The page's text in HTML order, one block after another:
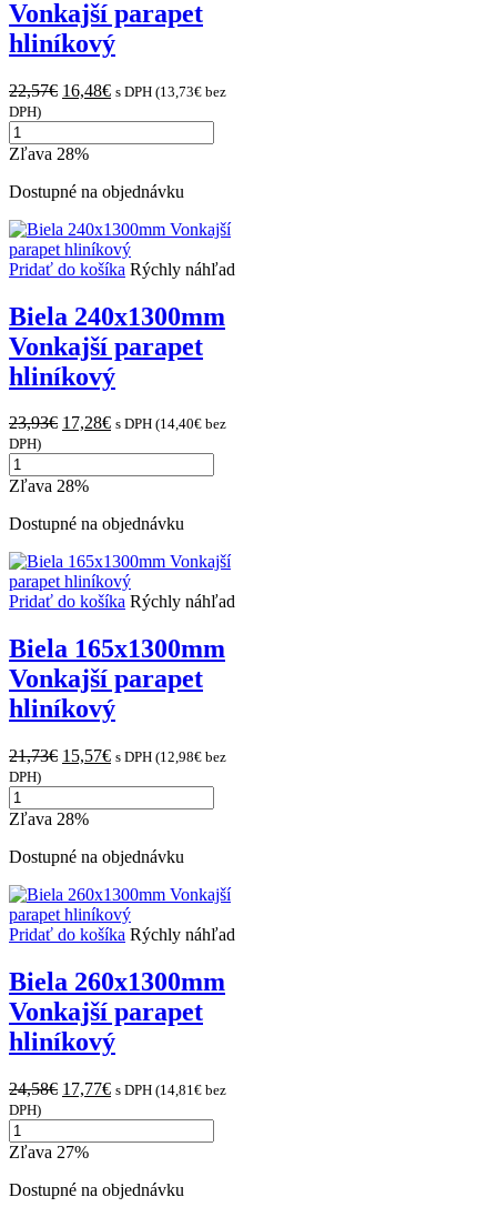
Vonkajší parapet
hliníkový
22,57€ Original
22,57€.
16,48€Current
16,48€.
s DPH (13,73€ bez
DPH)
množstvo
Biela
Vonkajší
hliníkový
Zľava 28%
Dostupné na objednávku
Pridať do košíka Rýchly náhľad
Biela 240x1300mm
Vonkajší parapet
hliníkový
23,93€ Original
23,93€.
17,28€Current
17,28€.
s DPH (14,40€ bez
DPH)
množstvo
Biela
Vonkajší
hliníkový
Zľava 28%
Dostupné na objednávku
Pridať do košíka Rýchly náhľad
Biela 165x1300mm
Vonkajší parapet
hliníkový
21,73€ Original
21,73€.
15,57€Current
15,57€.
s DPH (12,98€ bez
DPH)
množstvo
Biela
Vonkajší
hliníkový
Zľava 28%
Dostupné na objednávku
Pridať do košíka Rýchly náhľad
Biela 260x1300mm
Vonkajší parapet
hliníkový
24,58€ Original
24,58€.
17,77€Current
17,77€.
s DPH (14,81€ bez
DPH)
množstvo
Biela
Vonkajší
Zľava 27%
Dostupné na objednávku